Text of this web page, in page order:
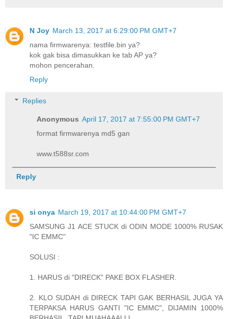
N Joy March 13, 2017 at 6:29:00 PM GMT+7
nama firmwarenya: testfile.bin ya?
kok gak bisa dimasukkan ke tab AP ya?
mohon pencerahan.
Reply
Replies
Anonymous April 17, 2017 at 7:55:00 PM GMT+7
format firmwarenya md5 gan
www.t588sr.com
Reply
si onya March 19, 2017 at 10:44:00 PM GMT+7
SAMSUNG J1 ACE STUCK di ODIN MODE 1000% RUSAK
"IC EMMC"
SOLUSI :
1. HARUS di "DIRECK" PAKE BOX FLASHER.
2. KLO SUDAH di DIRECK TAPI GAK BERHASIL JUGA YA
TERPAKSA HARUS GANTI "IC EMMC", DIJAMIN 1000%